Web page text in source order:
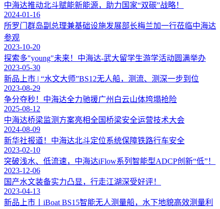
中海达推动北斗赋能新能源，助力国家“双碳”战略！
2024-01-16
所罗门群岛副总理兼基础设施发展部长梅兰加一行莅临中海达
参观
2023-10-20
探索多"young"未来！中海达-武大留学生游学活动圆满举办
2023-05-30
新品上市 | “水文大师”BS12无人船，测流、测深一步到位
2023-08-29
争分夺秒！中海达全力驰援广州白云山体垮塌抢险
2025-08-12
中海达桥梁监测方案亮相全国桥梁安全运营技术大会
2024-08-09
新华社报道！中海达北斗定位系统保障铁路行车安全
2023-02-10
突破浅水、低流速，中海达iFlow系列智能型ADCP创新“低”！
2023-12-06
国产水文装备实力凸显，行走江湖深受好评！
2023-04-13
新品上市丨iBoat BS15智能无人测量船，水下地貌高效测量利